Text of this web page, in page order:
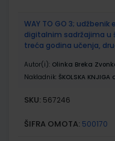
WAY TO GO 3;
digitalnim sadržajima u
treća godina učenja,
Autor(i): Olinka Breka
Nakladnik: ŠKOLSKA KNJIGA
SKU: 567246
ŠIFRA OMOTA: 500170